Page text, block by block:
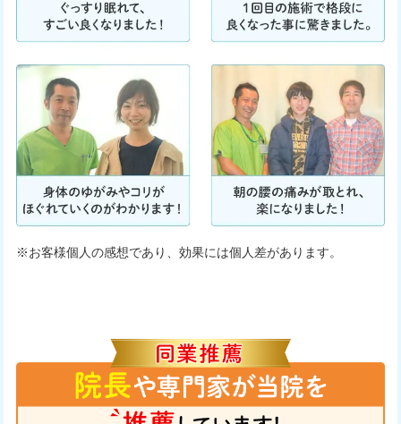
※お客様個人の感想であり、効果には個人差があります。